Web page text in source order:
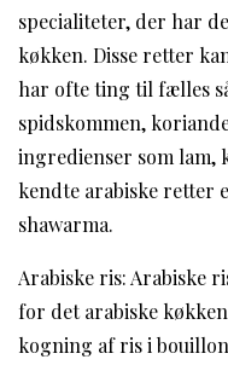
specialiteter, der har
køkken. Disse retter
har ofte ting til fælles
spidskommen,
ingredienser som lam,
kendte arabiske retter
shawarma.
Arabiske ris: Arabiske
for det arabiske
kogning af ris i